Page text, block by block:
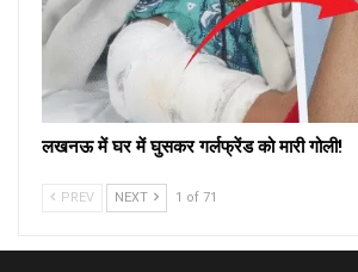
लखनऊ में घर में घुसकर गर्लफ्रेंड को मारी गोली!
PREV NEXT 1 of 71